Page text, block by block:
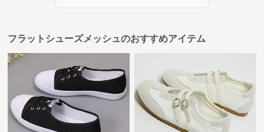
フラットシューズメッシュのおすすめアイテム